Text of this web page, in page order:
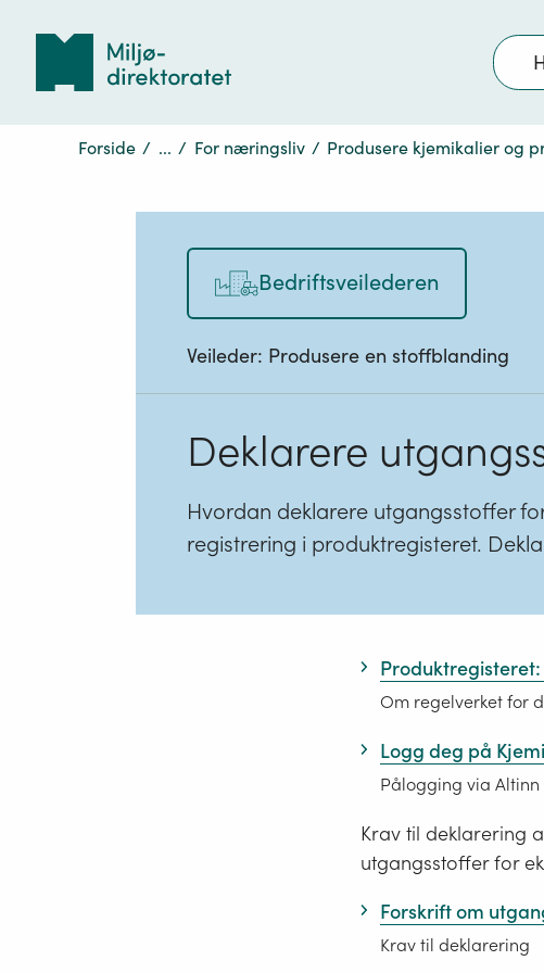
Søk
Forside / ... / For næringsliv / Produsere kjemikalier og
Bedriftsveilederen
Veileder: Produsere en stoffblanding
Deklarere
Hvordan deklarere utgangsstoffer
registrering i produktregisteret.
Om regelverket for
Logg deg på
Pålogging via
Krav til deklarering
utgangsstoffer for
Forskrift om
Krav til deklarering